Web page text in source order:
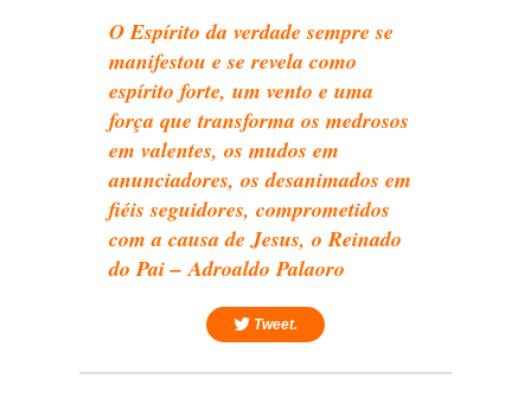
O Espírito da verdade sempre se
manifestou e se revela como
espírito forte, um vento e uma
força que transforma os medrosos
em valentes, os mudos em
anunciadores, os desanimados em
fiéis seguidores, comprometidos
com a causa de Jesus, o Reinado
do Pai – Adroaldo Palaoro
Tweet.